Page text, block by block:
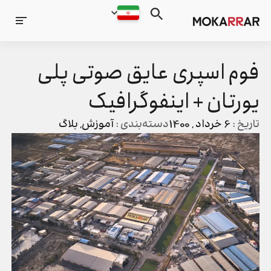
فوم اسپری عایق صوتی پلی
یورتان + اینفوگرافیک
تاریخ :6 خرداد , 1400 دسته‌بندی :آموزش,بلاگ